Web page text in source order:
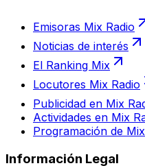
Emisoras Mix Radio
Noticias de interés
El Ranking Mix
Locutores Mix Radio
Publicidad en Mix
Actividades en Mix
Programación de
Información Legal